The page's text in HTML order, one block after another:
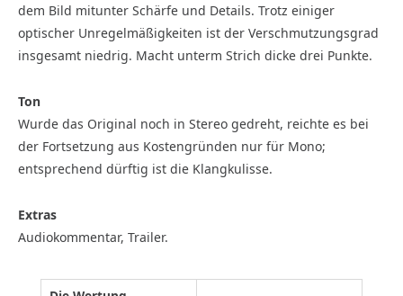
dem Bild mitunter Schärfe und Details. Trotz einiger
optischer Unregelmäßigkeiten ist der Verschmutzungsgrad
insgesamt niedrig. Macht unterm Strich dicke drei Punkte.
Ton
Wurde das Original noch in Stereo gedreht, reichte es bei
der Fortsetzung aus Kostengründen nur für Mono;
entsprechend dürftig ist die Klangkulisse.
Extras
Audiokommentar, Trailer.